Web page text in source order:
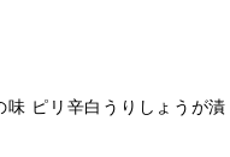
味 ピリ辛白うりしょうが漬